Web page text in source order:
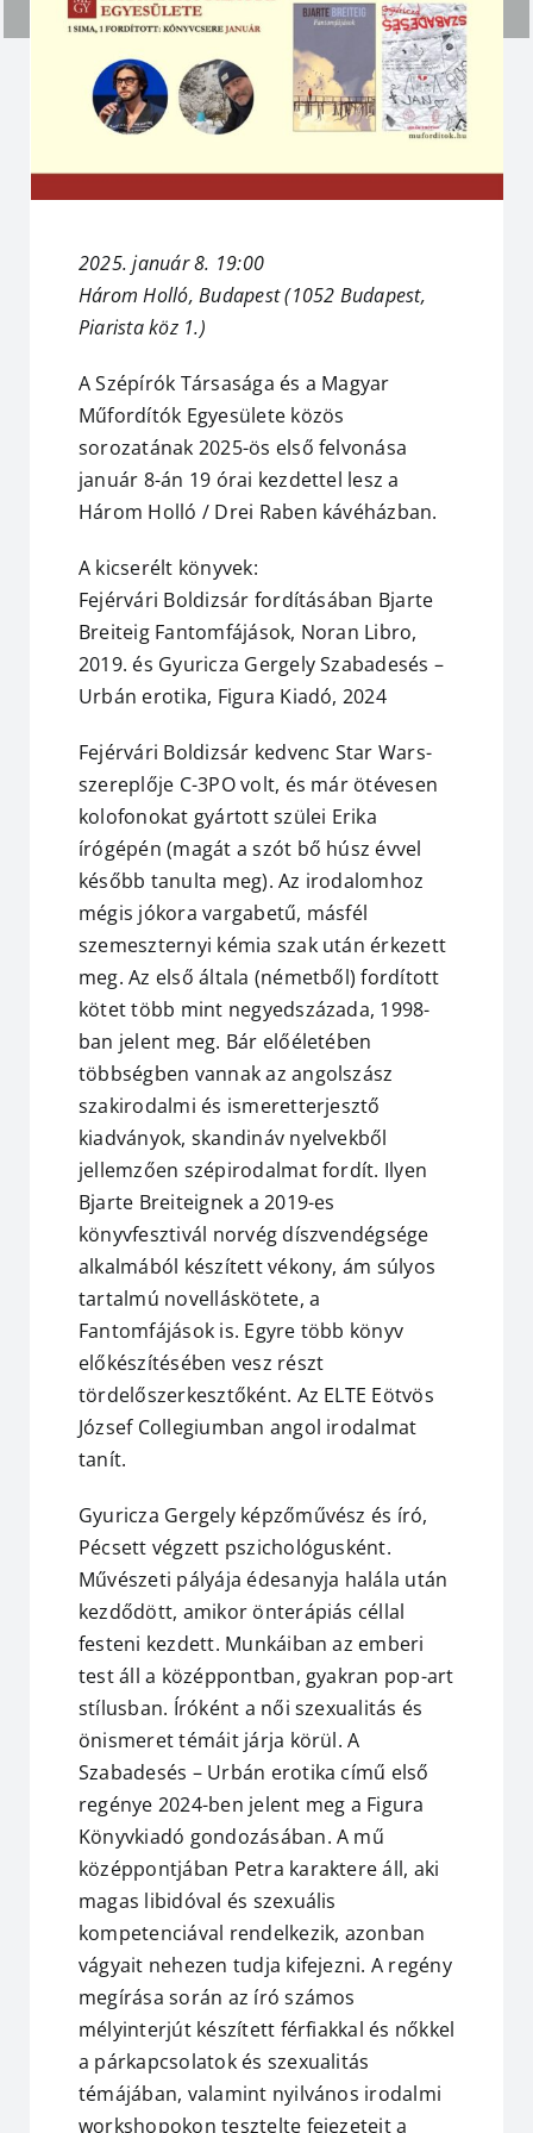
2025. január 8. 19:00
Három Holló, Budapest(1052 Budapest,
Piarista köz 1.)
A Szépírók Társasága és a Magyar
Műfordítók Egyesülete közös
sorozatának 2025-ös első felvonása
január 8-án 19 órai kezdettel lesz a
Három Holló / Drei Raben kávéházban.
A kicserélt könyvek:
Fejérvári Boldizsár fordításában Bjarte
Breiteig Fantomfájások, Noran Libro,
2019. és Gyuricza Gergely Szabadesés –
Urbán erotika, Figura Kiadó, 2024
Fejérvári Boldizsár kedvenc Star Wars-
szereplője C-3PO volt, és már ötévesen
kolofonokat gyártott szülei Erika
írógépén (magát a szót bő húsz évvel
később tanulta meg). Az irodalomhoz
mégis jókora vargabetű, másfél
szemeszternyi kémia szak után érkezett
meg. Az első általa (németből) fordított
kötet több mint negyedszázada, 1998-
ban jelent meg. Bár előéletében
többségben vannak az angolszász
szakirodalmi és ismeretterjesztő
kiadványok, skandináv nyelvekből
jellemzően szépirodalmat fordít. Ilyen
Bjarte Breiteignek a 2019-es
könyvfesztivál norvég díszvendégsége
alkalmából készített vékony, ám súlyos
tartalmú novelláskötete, a
Fantomfájások is. Egyre több könyv
előkészítésében vesz részt
tördelőszerkesztőként. Az ELTE Eötvös
József Collegiumban angol irodalmat
tanít.
Gyuricza Gergely képzőművész és író,
Pécsett végzett pszichológusként.
Művészeti pályája édesanyja halála után
kezdődött, amikor önterápiás céllal
festeni kezdett. Munkáiban az emberi
test áll a középpontban, gyakran pop-art
stílusban. Íróként a női szexualitás és
önismeret témáit járja körül. A
Szabadesés – Urbán erotika című első
regénye 2024-ben jelent meg a Figura
Könyvkiadó gondozásában. A mű
középpontjában Petra karaktere áll, aki
magas libidóval és szexuális
kompetenciával rendelkezik, azonban
vágyait nehezen tudja kifejezni. A regény
megírása során az író számos
mélyinterjút készített férfiakkal és nőkkel
a párkapcsolatok és szexualitás
témájában, valamint nyilvános irodalmi
workshopokon tesztelte fejezeteit a